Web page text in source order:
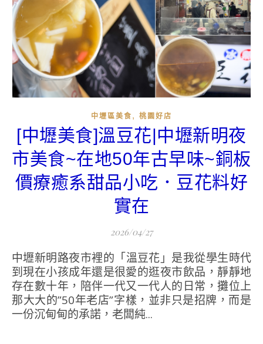
中壢區美食 , 桃園好店
[中壢美食]溫豆花|中壢新明夜
市美食~在地50年古早味~銅板
價療癒系甜品小吃．豆花料好
實在
2026/04/27
中壢新明路夜市裡的「溫豆花」是我從學生時代
到現在小孩成年還是很愛的逛夜市飲品，靜靜地
存在數十年，陪伴一代又一代人的日常，攤位上
那大大的”50年老店”字樣，並非只是招牌，而是
一份沉甸甸的承諾，老闆純...